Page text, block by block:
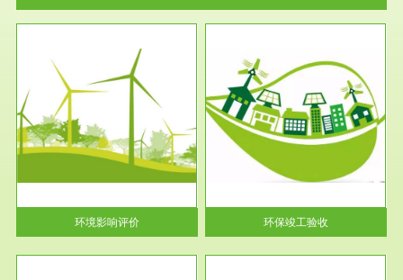
环境影响评价
服务范围
环保竣工验收
根据《建设项目环境保护管理条
例》第十七条 编制环境影响报
告书、...
环保竣工验收